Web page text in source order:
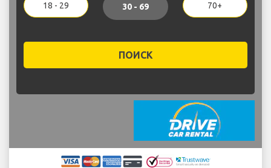
18 - 29 30 - 69 70+
ПОИСК